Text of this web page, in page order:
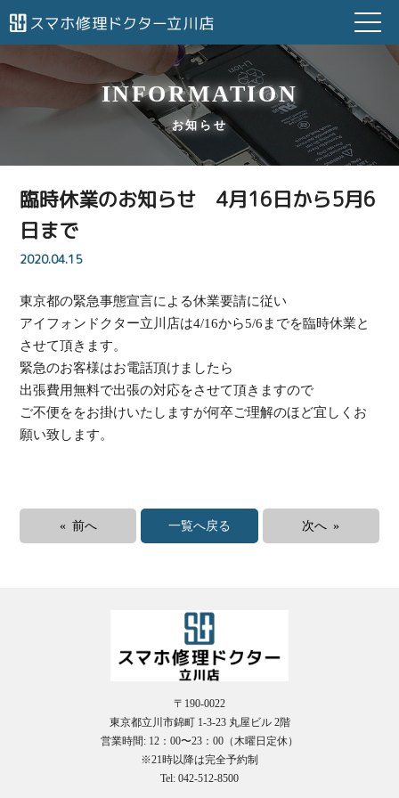
INFORMATION
お知らせ
臨時休業のお知らせ 4月16日から5月6
日まで
2020.04.15
東京都の緊急事態宣言による休業要請に従い
アイフォンドクター立川店は4/16から5/6までを臨時休業と
させて頂きます。
緊急のお客様はお電話頂けましたら
出張費用無料で出張の対応をさせて頂きますので
ご不便ををお掛けいたしますが何卒ご理解のほど宜しくお
願い致します。
« 前へ 一覧へ戻る 次へ »
〒190-0022
東京都立川市錦町 1-3-23 丸屋ビル 2階
営業時間: 12：00〜23：00（木曜日定休）
※21時以降は完全予約制
Tel: 042-512-8500